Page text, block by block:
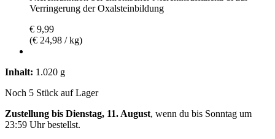
Verringerung der Oxalsteinbildung
€ 9,99
(€ 24,98 / kg)
Inhalt: 1.020 g
Noch 5 Stück auf Lager
Zustellung bis Dienstag, 11. August, wenn du bis Sonntag um
23:59 Uhrbestellst.